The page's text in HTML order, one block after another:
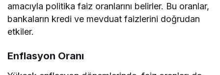
amacıyla politika faiz oranlarını belirler. Bu oranlar,
bankaların kredi ve mevduat faizlerini doğrudan
etkiler.
Enflasyon Oranı